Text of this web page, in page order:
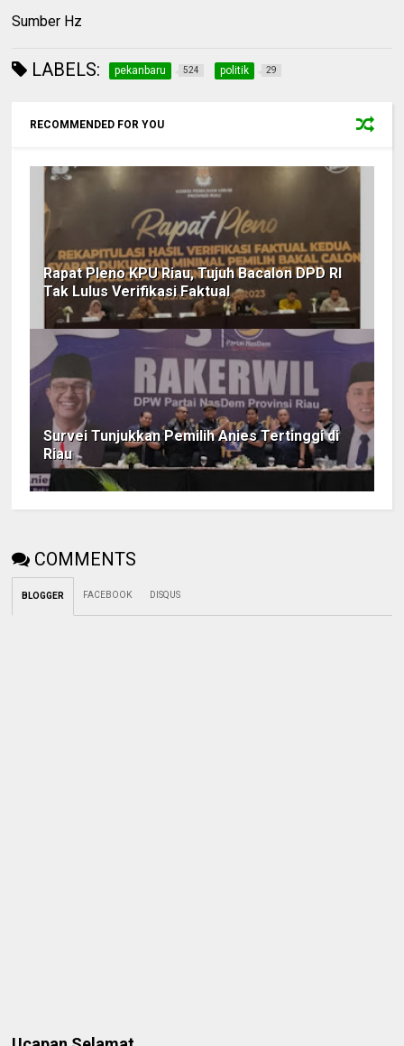
Sumber Hz
LABELS: pekanbaru 524 politik 29
RECOMMENDED FOR YOU
Rapat Pleno KPU Riau, Tujuh Bacalon DPD RI
Tak Lulus Verifikasi Faktual
Survei Tunjukkan Pemilih Anies Tertinggi di
Riau
COMMENTS
BLOGGER FACEBOOK DISQUS